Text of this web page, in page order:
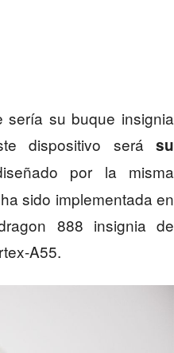
sería su buque insignia
dispositivo será su
por la misma
sido implementada en
888 insignia de
A55.